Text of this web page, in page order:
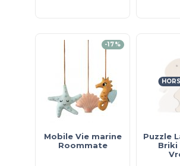
-17%
Mobile Vie marine
Roommate
Puzzle
Briki